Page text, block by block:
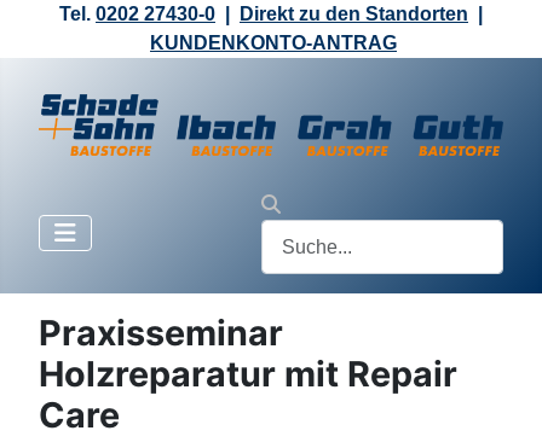
Tel. 0202 27430-0 Direkt zu den Standorten
KUNDENKONTO-ANTRAG
Praxisseminar
Holzreparatur mit Repair
Care